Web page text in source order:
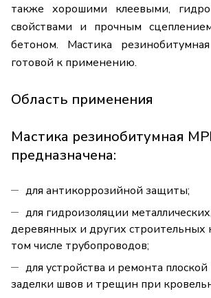
также хорошими клеевыми,
свойствами и прочным
бетоном. Мастика
готовой к применению.
Область применения
Мастика резинобитумная
предназначена:
для антикоррозийной защиты;
для гидроизоляции
деревянных и других строительных
том числе трубопроводов;
для устройства и ремонта
заделки швов и трещин при